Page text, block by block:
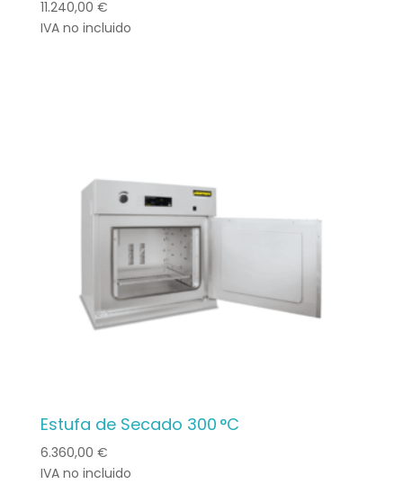
11.240,00 €
IVA no incluido
Estufa de Secado 300 °C
6.360,00 €
IVA no incluido